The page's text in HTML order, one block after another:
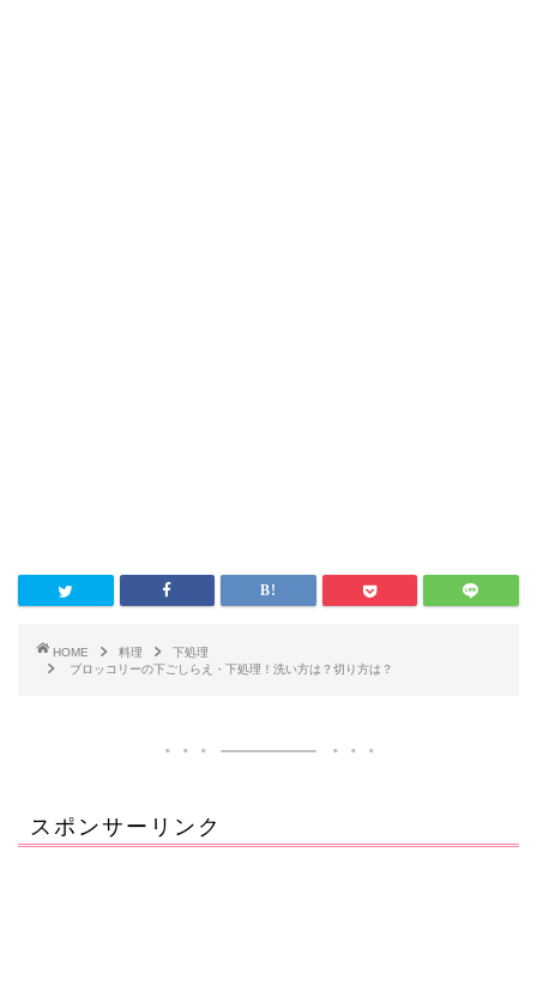
HOME 料理
下処理
ブロッコリーの下ごしらえ・下処理！洗い方は？切り方は？
スポンサーリンク